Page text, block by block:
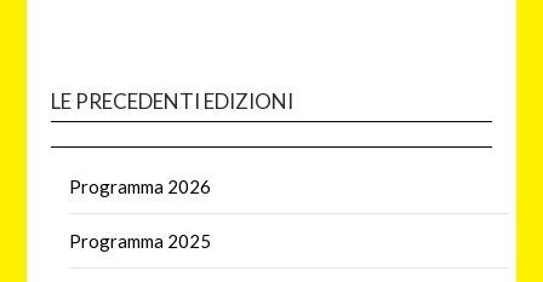
LE PRECEDENTI EDIZIONI
Programma 2026
Programma 2025